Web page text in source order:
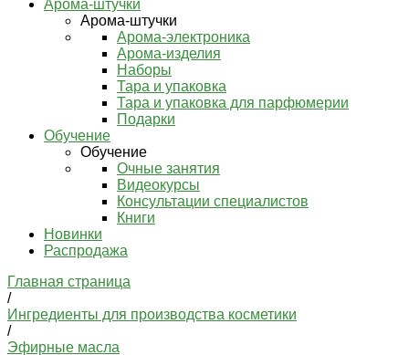
Арома-штучки
Арома-штучки
Арома-электроника
Арома-изделия
Наборы
Тара и упаковка
Тара и упаковка для парфюмерии
Подарки
Обучение
Обучение
Очные занятия
Видеокурсы
Консультации специалистов
Книги
Новинки
Распродажа
Главная страница
/
Ингредиенты для производства косметики
/
Эфирные масла